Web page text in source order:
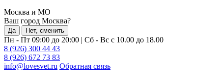
Москва и МО
Ваш город Москва?
Да Нет, сменить
Пн - Пт 09:00 до 20:00 | Сб - Вс с 10.00 до 18.00
8 (926) 300 44 43
8 (926) 672 73 83
info@lovesvet.ru Обратная связь